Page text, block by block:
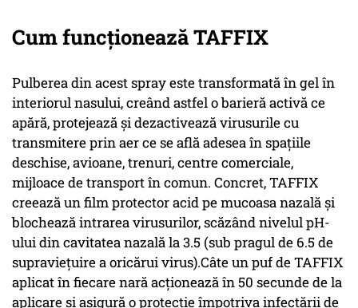
Cum funcționează TAFFIX
Pulberea din acest spray este transformată în gel în
interiorul nasului, creând astfel o barieră activă ce
apără, protejează și dezactivează virusurile cu
transmitere prin aer ce se află adesea în spațiile
deschise, avioane, trenuri, centre comerciale,
mijloace de transport în comun. Concret, TAFFIX
creează un film protector acid pe mucoasa nazală și
blochează intrarea virusurilor, scăzând nivelul pH-
ului din cavitatea nazală la 3.5 (sub pragul de 6.5 de
supraviețuire a oricărui virus).Câte un puf de TAFFIX
aplicat în fiecare nară acționează în 50 secunde de la
aplicare și asigură o protecție împotriva infectării de